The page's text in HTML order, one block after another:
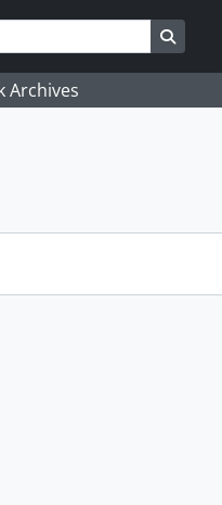
Archives